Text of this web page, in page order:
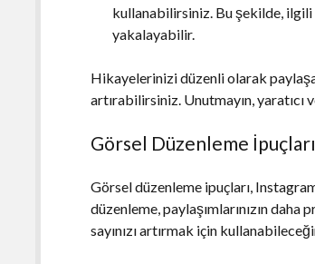
kullanabilirsiniz. Bu şekilde, ilgili
yakalayabilir.
Hikayelerinizi düzenli olarak
artırabilirsiniz. Unutmayın,
Görsel Düzenleme İpuçları
Görsel düzenleme ipuçları,
düzenleme, paylaşımlarınızın
sayınızı artırmak için